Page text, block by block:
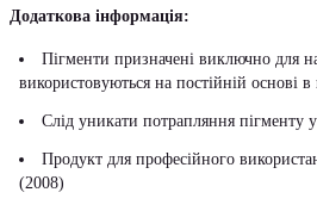
Додаткова інформація:
Пігменти призначені виключно для
використовуються на постійній основі
Слід уникати потрапляння пігменту у
Продукт для професійного
(2008)